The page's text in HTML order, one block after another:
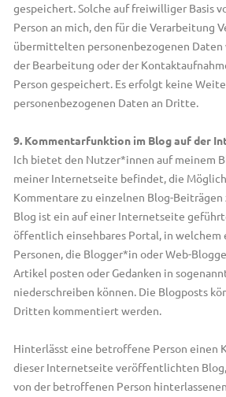
gespeichert. Solche auf freiwilliger Basis
Person an mich, den für die Verarbeitung
übermittelten personenbezogenen Daten
der Bearbeitung oder der
Person gespeichert. Es erfolgt keine
personenbezogenen Daten an Dritte.
9. Kommentarfunktion im Blog auf der
Ich bietet den Nutzer*innen auf meinem
meiner Internetseite befindet, die
Kommentare zu einzelnen Blog-Beiträgen
Blog ist ein auf einer Internetseite
öffentlich einsehbares Portal, in welchem
Personen, die Blogger*in oder Web-
Artikel posten oder Gedanken in
niederschreiben können. Die Blogposts
Dritten kommentiert werden.
Hinterlässt eine betroffene Person einen
dieser Internetseite veröffentlichten
von der betroffenen Person